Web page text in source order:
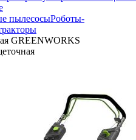
пылесосыРоботы-
GREENWORKS